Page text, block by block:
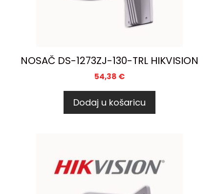
NOSAČ DS-1273ZJ-130-TRL HIKVISION
54,38 €
Dodaj u košaricu